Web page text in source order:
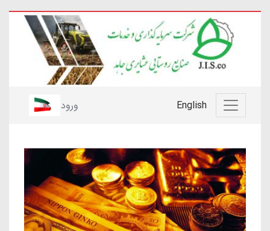
English ورود